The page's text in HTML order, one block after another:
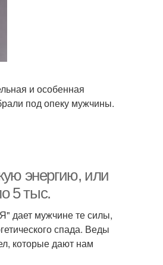
и особенная
под опеку мужчины.
энергию, или
5 тыс.
дает мужчине те силы,
спада. Веды
которые дают нам